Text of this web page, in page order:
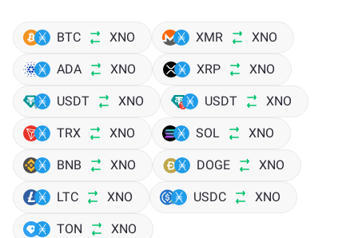
BTC XNO XMR XNO
ADA XNO XRP XNO
USDT XNO USDT XNO
TRX XNO SOL XNO
BNB XNO DOGE XNO
LTC XNO USDC XNO
TON XNO